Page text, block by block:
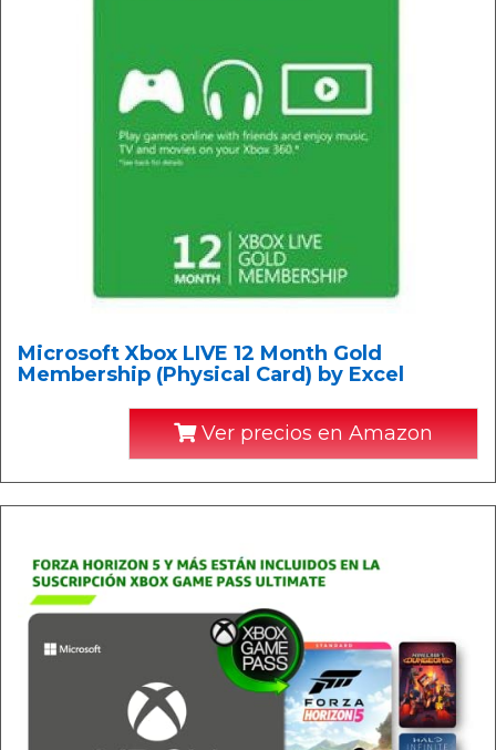
Microsoft Xbox LIVE 12 Month Gold
Membership (Physical Card) by Excel
Ver precios en Amazon